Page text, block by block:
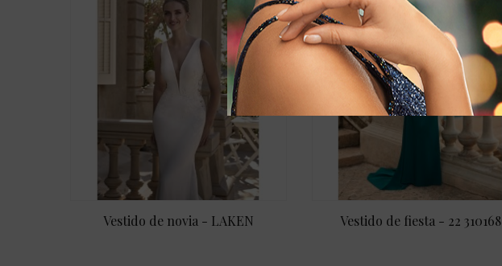
Vestido de novia - LAKEN Vestido de fiesta - 22 310168